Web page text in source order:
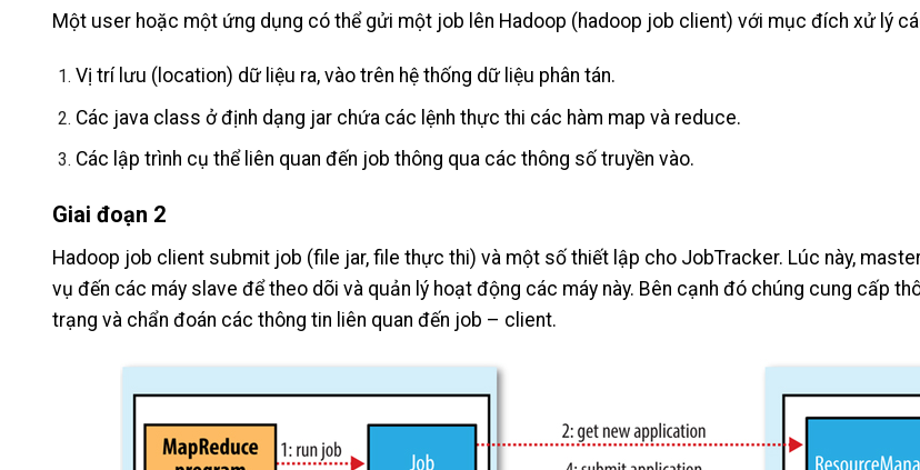
Một user hoặc một ứng dụng có thể gửi một job lên Hadoop (hadoop job client) với mục đích xử lý
Vị trí lưu (location) dữ liệu ra, vào trên hệ thống dữ liệu phân tán.
Các java class ở định dạng jar chứa các lệnh thực thi các hàm map và reduce.
Các lập trình cụ thể liên quan đến job thông qua các thông số truyền vào.
Giai đoạn 2
Hadoop job client submit job (file jar, file thực thi) và một số thiết lập cho JobTracker. Lúc này,
vụ đến các máy slave để theo dõi và quản lý hoạt động các máy này. Bên cạnh đó chúng cung cấp
trạng và chẩn đoán các thông tin liên quan đến job – client.